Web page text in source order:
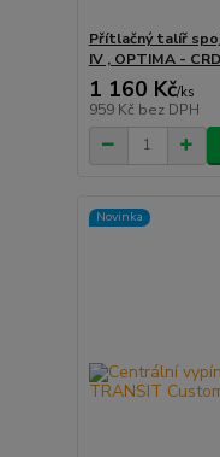
Přítlačný talíř
IV , OPTIMA -
1 160 Kč/ks
959 Kč bez DPH
Novinka